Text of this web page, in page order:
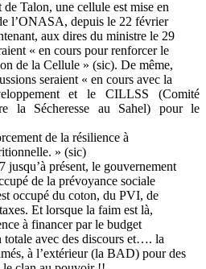
Talon, une cellule est mise en
l’ONASA, depuis le 22 février
aux dires du ministre le 29
« en cours pour renforcer le
de la Cellule » (sic). De même,
seraient « en cours avec la
et le CILLSS (Comité
la Sécheresse au Sahel) pour le
de la résilience à
» (sic)
présent, le gouvernement
de la prévoyance sociale
occupé du coton, du PVI, de
Et lorsque la faim est là,
à financer par le budget
avec des discours et…. la
à l’extérieur (la BAD) pour des